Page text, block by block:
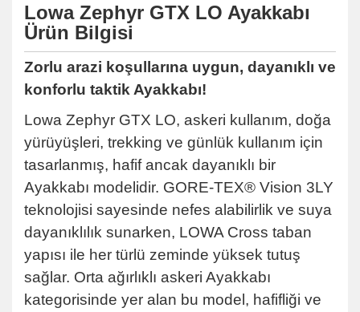
Lowa Zephyr GTX LO Ayakkabı
Ürün Bilgisi
Zorlu arazi koşullarına uygun, dayanıklı ve
konforlu taktik Ayakkabı!
Lowa Zephyr GTX LO, askeri kullanım, doğa
yürüyüşleri, trekking ve günlük kullanım için
tasarlanmış, hafif ancak dayanıklı bir
Ayakkabı modelidir. GORE-TEX® Vision 3LY
teknolojisi sayesinde nefes alabilirlik ve suya
dayanıklılık sunarken, LOWA Cross taban
yapısı ile her türlü zeminde yüksek tutuş
sağlar. Orta ağırlıklı askeri Ayakkabı
kategorisinde yer alan bu model, hafifliği ve